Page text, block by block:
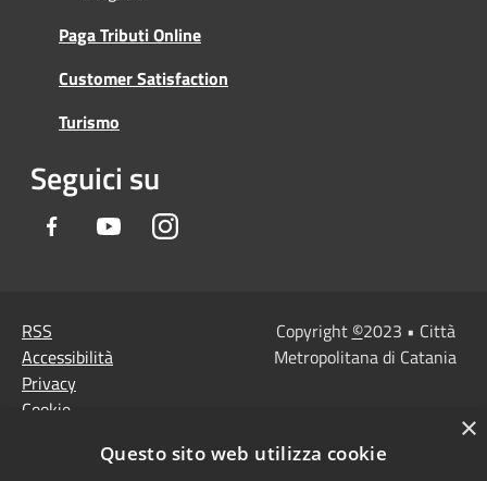
Paga Tributi Online
Customer Satisfaction
Turismo
Seguici su
Facebook YoutubeInstagram
RSS
Accessibilità
Privacy
Cookie
Note Legali
Copyright ©2023 • Città
Metropolitana di Catania
×
Questo sito web utilizza cookie